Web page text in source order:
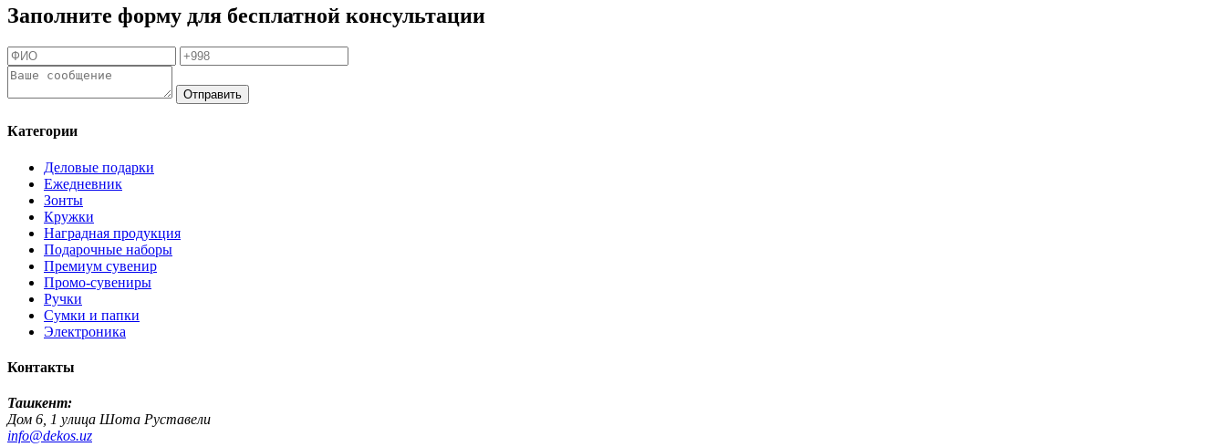
Заполните форму для бесплатной консультации
Отправить
Категории
Деловые подарки
Ежедневник
Зонты
Кружки
Наградная продукция
Подарочные наборы
Премиум сувенир
Промо-сувениры
Ручки
Сумки и папки
Электроника
Контакты
Ташкент:
Дом 6, 1 улица Шота Руставели
info@dekos.uz